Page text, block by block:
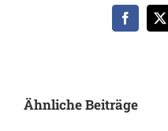
Facebook
X
Ähnliche Beiträge